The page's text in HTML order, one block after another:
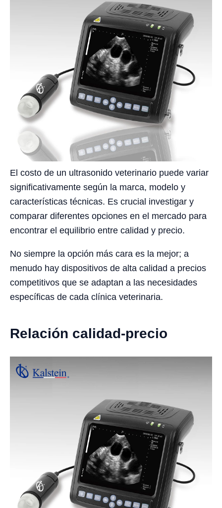
El costo de un ultrasonido veterinario puede variar
significativamente según la marca, modelo y
características técnicas. Es crucial investigar y
comparar diferentes opciones en el mercado para
encontrar el equilibrio entre calidad y precio.
No siempre la opción más cara es la mejor; a
menudo hay dispositivos de alta calidad a precios
competitivos que se adaptan a las necesidades
específicas de cada clínica veterinaria.
Relación calidad-precio